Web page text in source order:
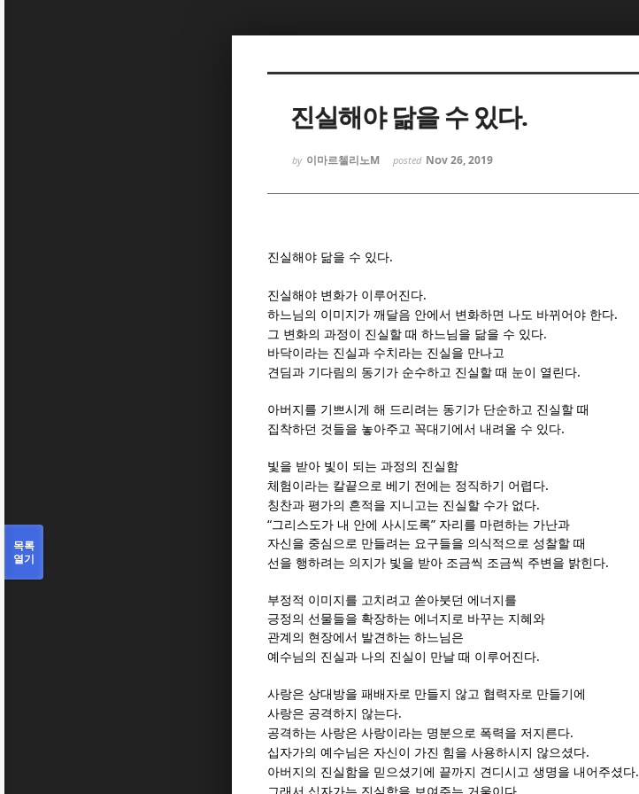
진실해야 닮을 수 있다.
by 이마르첼리노M posted Nov 26, 2019
진실해야 닮을 수 있다.
진실해야 변화가 이루어진다.
하느님의 이미지가 깨달음 안에서 변화하면 나도 바뀌어야 한다.
그 변화의 과정이 진실할 때 하느님을 닮을 수 있다.
바닥이라는 진실과 수치라는 진실을 만나고
견딤과 기다림의 동기가 순수하고 진실할 때 눈이 열린다.
아버지를 기쁘시게 해 드리려는 동기가 단순하고 진실할 때
집착하던 것들을 놓아주고 꼭대기에서 내려올 수 있다.
빛을 받아 빛이 되는 과정의 진실함
체험이라는 칼끝으로 베기 전에는 정직하기 어렵다.
칭찬과 평가의 흔적을 지니고는 진실할 수가 없다.
“그리스도가 내 안에 사시도록” 자리를 마련하는 가난과
자신을 중심으로 만들려는 요구들을 의식적으로 성찰할 때
선을 행하려는 의지가 빛을 받아 조금씩 조금씩 주변을 밝힌다.
부정적 이미지를 고치려고 쏟아붓던 에너지를
긍정의 선물들을 확장하는 에너지로 바꾸는 지혜와
관계의 현장에서 발견하는 하느님은
예수님의 진실과 나의 진실이 만날 때 이루어진다.
사랑은 상대방을 패배자로 만들지 않고 협력자로 만들기에
사랑은 공격하지 않는다.
공격하는 사랑은 사랑이라는 명분으로 폭력을 저지른다.
십자가의 예수님은 자신이 가진 힘을 사용하시지 않으셨다.
아버지의 진실함을 믿으셨기에 끝까지 견디시고 생명을 내어주셨다.
목록
열기
Sketchbook5, 스케치북5
Sketchbook5, 스케치북5